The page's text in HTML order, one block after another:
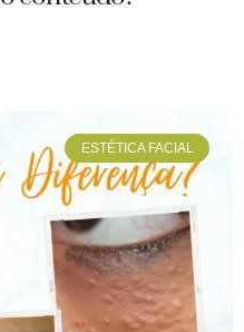
ESTÉTICA FACIAL